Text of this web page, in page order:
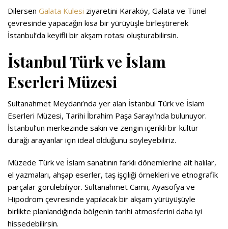
Dilersen Galata Kulesi ziyaretini Karaköy, Galata ve Tünel
çevresinde yapacağın kısa bir yürüyüşle birleştirerek
İstanbul’da keyifli bir akşam rotası oluşturabilirsin.
İstanbul Türk ve İslam
Eserleri Müzesi
Sultanahmet Meydanı’nda yer alan İstanbul Türk ve İslam
Eserleri Müzesi, Tarihi İbrahim Paşa Sarayı’nda bulunuyor.
İstanbul’un merkezinde sakin ve zengin içerikli bir kültür
durağı arayanlar için ideal olduğunu söyleyebiliriz.
Müzede Türk ve İslam sanatının farklı dönemlerine ait halılar,
el yazmaları, ahşap eserler, taş işçiliği örnekleri ve etnografik
parçalar görülebiliyor. Sultanahmet Camii, Ayasofya ve
Hipodrom çevresinde yapılacak bir akşam yürüyüşüyle
birlikte planlandığında bölgenin tarihi atmosferini daha iyi
hissedebilirsin.